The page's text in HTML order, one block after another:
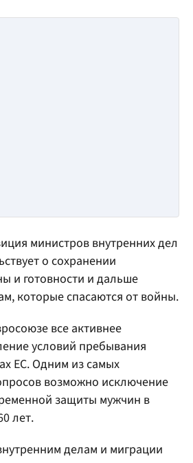
министров внутренних дел
о сохранении
и готовности и дальше
которые спасаются от войны.
все активнее
условий пребывания
ЕС. Одним из самых
возможно исключение
защиты мужчин в
лет.
делам и миграции